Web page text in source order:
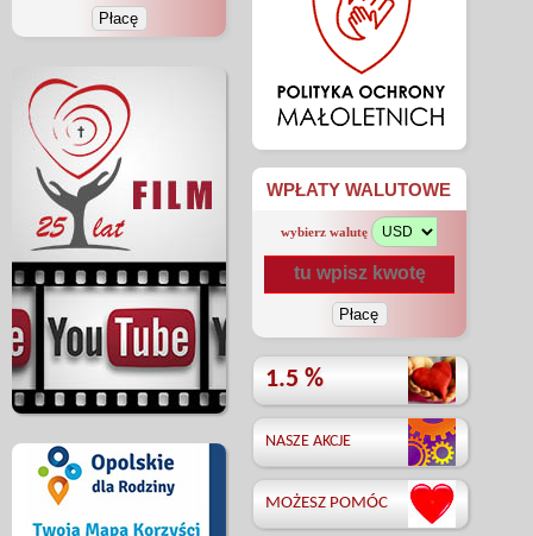
WPŁATY WALUTOWE
wybierz walutę
1.5 %
NASZE AKCJE
MOŻESZ POMÓC